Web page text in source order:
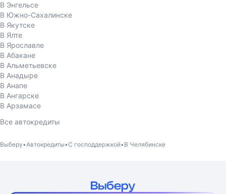
В Энгельсе
В Южно-Сахалинске
В Якутске
В Ялте
В Ярославле
В Абакане
В Альметьевске
В Анадыре
В Анапе
В Ангарске
В Арзамасе
Все автокредиты
Выберу Автокредиты С господдержкой В Челябинске